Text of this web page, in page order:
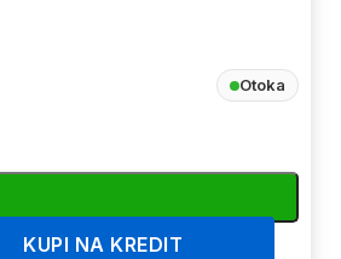
Otoka
KUPI NA KREDIT